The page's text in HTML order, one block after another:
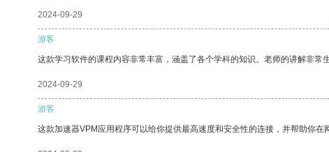
2024-09-29
游客
这款学习软件的课程内容非常丰富，涵盖了各个学科的知识。老师的讲解非常
2024-09-29
游客
这款加速器VPM应用程序可以给你提供最高速度和安全性的连接，并帮助你在